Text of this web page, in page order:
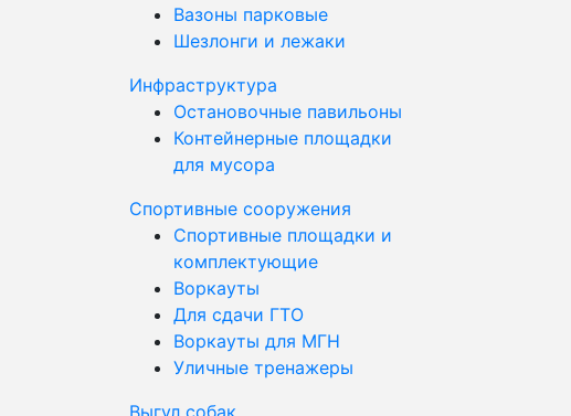
Вазоны парковые
Шезлонги и лежаки
Инфраструктура
Остановочные павильоны
Контейнерные площадки
для мусора
Спортивные сооружения
Спортивные площадки и
комплектующие
Воркауты
Для сдачи ГТО
Воркауты для МГН
Уличные тренажеры
Выгул собак